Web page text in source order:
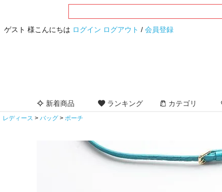
ゲスト 様こんにちは ログイン ログアウト / 会員登録
新着商品 ランキング カテゴリ
レディース バッグ ポーチ